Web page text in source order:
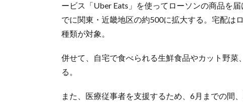
ービス「Uber Eats」を使ってローソンの商品を
でに関東・近畿地区の約500に拡大する。宅配は
種類が対象。
併せて、自宅で食べられる生鮮食品やカット野
る。
また、医療従事者を支援するため、6月までの間